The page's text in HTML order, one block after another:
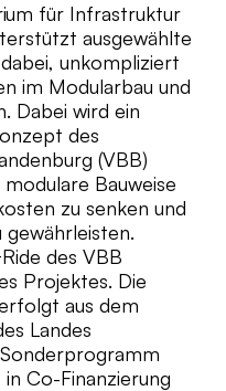
für Infrastruktur
ausgewählte
unkompliziert
im Modularbau und
Dabei wird ein
des
(VBB)
Bauweise
zu senken und
gewährleisten.
des VBB
Projektes. Die
aus dem
Landes
Co-Finanzierung